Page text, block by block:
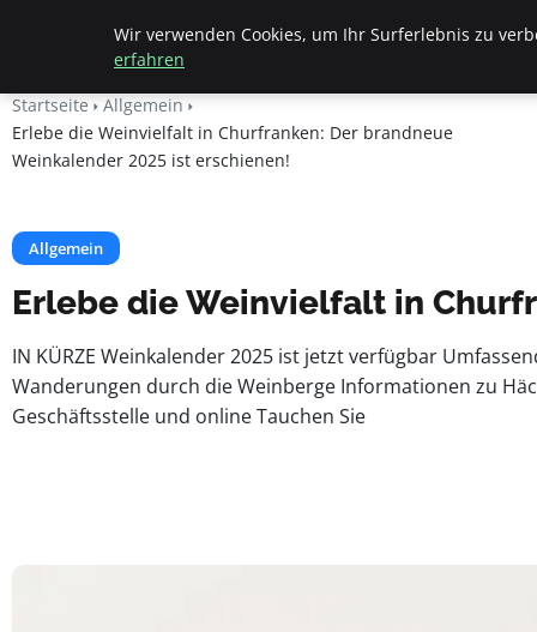
Beyond Surface
Startseite
Allgemein
Erlebe die Weinvielfalt in Churfranken: Der brandneue
Weinkalender 2025 ist erschienen!
Allgemein
Erlebe die Weinvielfalt in
IN KÜRZE Weinkalender 2025 ist jetzt verfügbar
Wanderungen durch die Weinberge Informationen zu
Geschäftsstelle und online Tauchen Sie
Wir verwenden Cookies, um Ihr Surferlebnis zu
erfahren